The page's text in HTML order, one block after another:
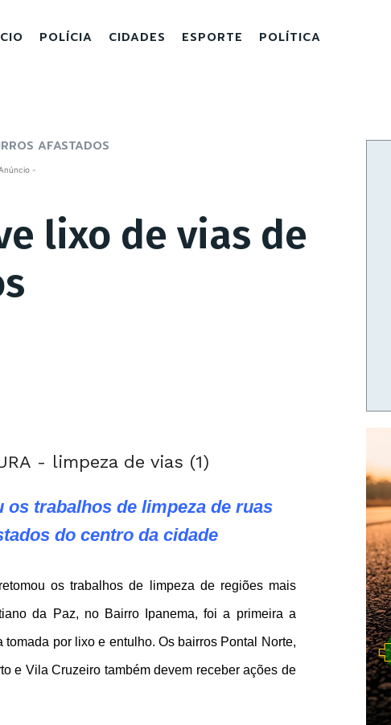
POLÍCIA CIDADES ESPORTE POLÍTICA
AFASTADOS
-
lixo de vias de
trabalhos de limpeza de ruas
do centro da cidade
os trabalhos de limpeza de regiões mais
da Paz, no Bairro Ipanema, foi a primeira a
por lixo e entulho. Os bairros Pontal Norte,
e Vila Cruzeiro também devem receber ações de